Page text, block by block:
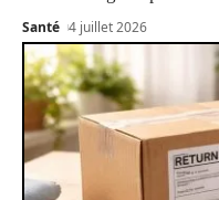
Santé 4 juillet 2026